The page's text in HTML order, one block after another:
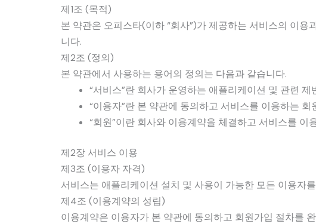
제1조 (목적)
본 약관은 오피스타(이하 “회사”)가 제공하는 서비스의 이
니다.
제2조 (정의)
본 약관에서 사용하는 용어의 정의는 다음과 같습니다.
“서비스”란 회사가 운영하는 애플리케이션 및 관련 제
“이용자”란 본 약관에 동의하고 서비스를 이용하는 회
“회원”이란 회사와 이용계약을 체결하고 서비스를 이
제2장 서비스 이용
제3조 (이용자 자격)
서비스는 애플리케이션 설치 및 사용이 가능한 모든 이용자
제4조 (이용계약의 성립)
이용계약은 이용자가 본 약관에 동의하고 회원가입 절차를